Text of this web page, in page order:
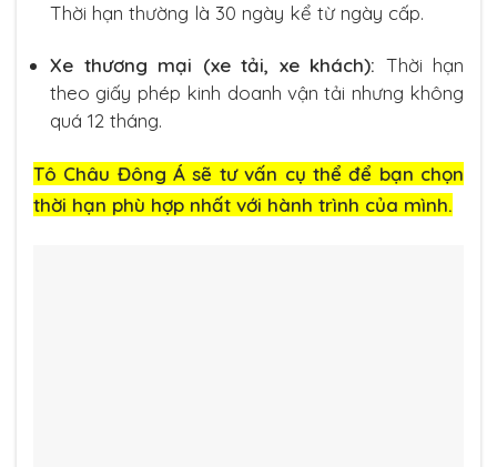
Thời hạn thường là 30 ngày kể từ ngày cấp.
Xe thương mại (xe tải, xe khách): Thời hạn
theo giấy phép kinh doanh vận tải nhưng không
quá 12 tháng.
Tô Châu Đông Á sẽ tư vấn cụ thể để bạn chọn
thời hạn phù hợp nhất với hành trình của mình.